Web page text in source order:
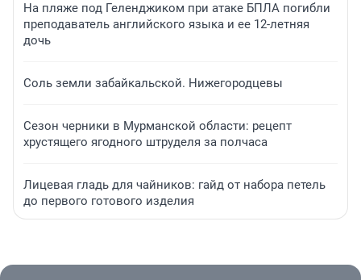
На пляже под Геленджиком при атаке БПЛА погибли
преподаватель английского языка и ее 12-летняя
дочь
Соль земли забайкальской. Нижегородцевы
Сезон черники в Мурманской области: рецепт
хрустящего ягодного штруделя за полчаса
Лицевая гладь для чайников: гайд от набора петель
до первого готового изделия